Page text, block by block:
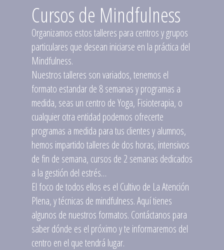
Cursos de Mindfulness
Organizamos estos talleres para centros y grupos
particulares que desean iniciarse en la práctica del
Mindfulness.
Nuestros talleres son variados, tenemos el
formato estandar de 8 semanas y programas a
medida, seas un centro de Yoga, Fisioterapia, o
cualquier otra entidad podemos ofrecerte
programas a medida para tus clientes y alumnos,
hemos impartido talleres de dos horas, intensivos
de fin de semana, cursos de 2 semanas dedicados
a la gestión del estrés…
El foco de todos ellos es el Cultivo de La Atención
Plena, y técnicas de mindfulness. Aquí tienes
algunos de nuestros formatos. Contáctanos para
saber dónde es el próximo y te informaremos del
centro en el que tendrá lugar.